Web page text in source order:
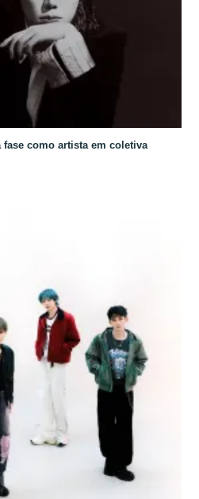
fase como artista em coletiva